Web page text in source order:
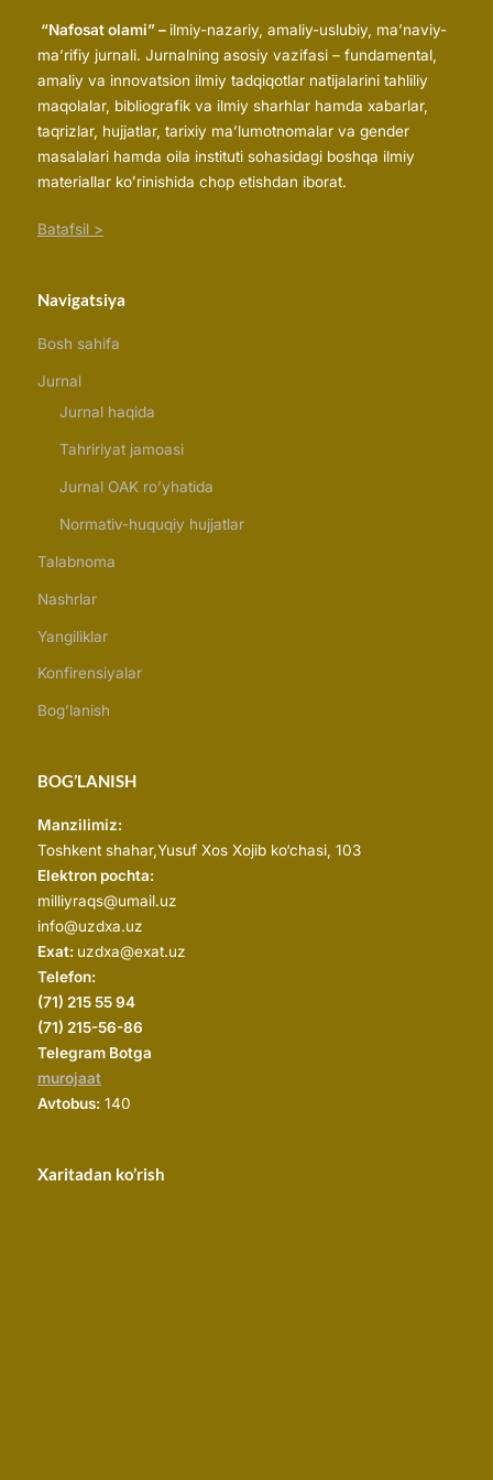
“Nafosat olami” – ilmiy-nazariy, amaliy-uslubiy, ma’naviy-
ma’rifiy jurnali. Jurnalning asosiy vazifasi – fundamental,
amaliy va innovatsion ilmiy tadqiqotlar natijalarini tahliliy
maqolalar, bibliografik va ilmiy sharhlar hamda xabarlar,
taqrizlar, hujjatlar, tarixiy maʼlumotnomalar va gender
masalalari hamda oila instituti sohasidagi boshqa ilmiy
materiallar koʻrinishida chop etishdan iborat.
Batafsil >
Navigatsiya
Bosh sahifa
Jurnal
Jurnal haqida
Tahririyat jamoasi
Jurnal OAK ro’yhatida
Normativ-huquqiy hujjatlar
Talabnoma
Nashrlar
Yangiliklar
Konfirensiyalar
Bog’lanish
BOG’LANISH
Manzilimiz:
Toshkent shahar,Yusuf Xos Xojib ko‘chasi, 103
Elektron pochta:
milliyraqs@umail.uz
info@uzdxa.uz
Exat: uzdxa@exat.uz
Telefon:
(71) 215 55 94
(71) 215-56-86
Telegram Botga
murojaat
Avtobus: 140
Xaritadan ko’rish